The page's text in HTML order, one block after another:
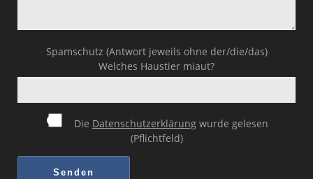
Spamschutz (Antwort jeweils ohne der/die/das)
Welches Haustier miaut?
Die Datenschutzerklärung wurde gelesen
(Pflichtfeld)